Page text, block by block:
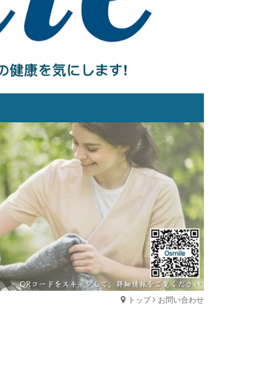
トップ お問い合わせ